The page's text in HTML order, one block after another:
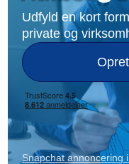
Udfyld en kort
private og
Snapchat